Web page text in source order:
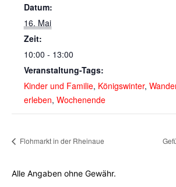
Datum:
16. Mai
Zeit:
10:00 - 13:00
Veranstaltung-Tags:
Kinder und Familie, Königswinter,
erleben, Wochenende
Flohmarkt in der Rheinaue
Alle Angaben ohne Gewähr.